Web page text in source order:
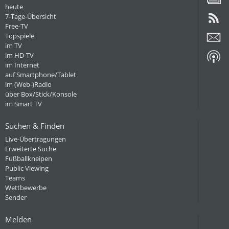
heute
7-Tage-Übersicht
Free-TV
Topspiele
im TV
im HD-TV
im Internet
auf Smartphone/Tablet
im (Web-)Radio
über Box/Stick/Konsole
im Smart TV
Suchen & Finden
Live-Übertragungen
Erweiterte Suche
Fußballkneipen
Public Viewing
Teams
Wettbewerbe
Sender
Melden